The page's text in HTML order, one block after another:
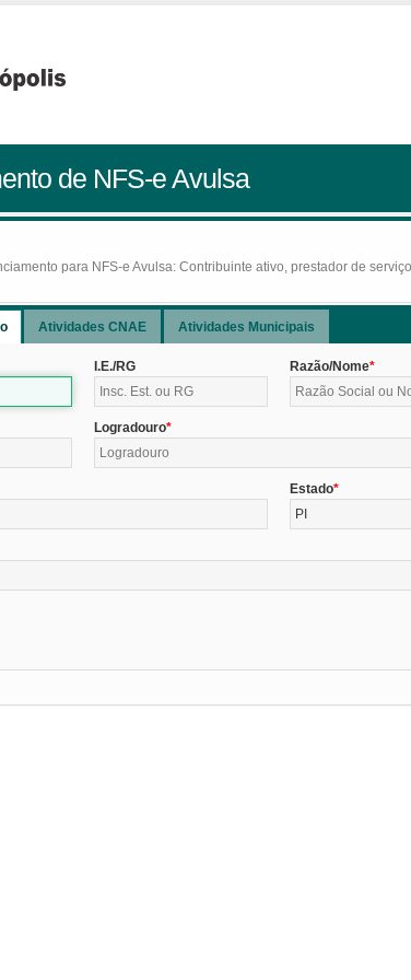
de NFS-e Avulsa
para NFS-e Avulsa: Contribuinte ativo, prestador de
Atividades CNAE Atividades Municipais
I.E./RG Razão/Nome
Logradouro
Estado
PI